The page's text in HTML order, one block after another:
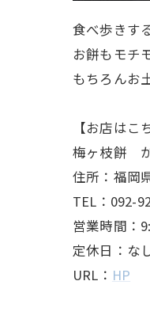
食べ歩きす
お餅もモチ
もちろんお
【お店はこ
梅ヶ枝餅
住所：福岡
TEL：092-
営業時間：
定休日：な
URL： HP